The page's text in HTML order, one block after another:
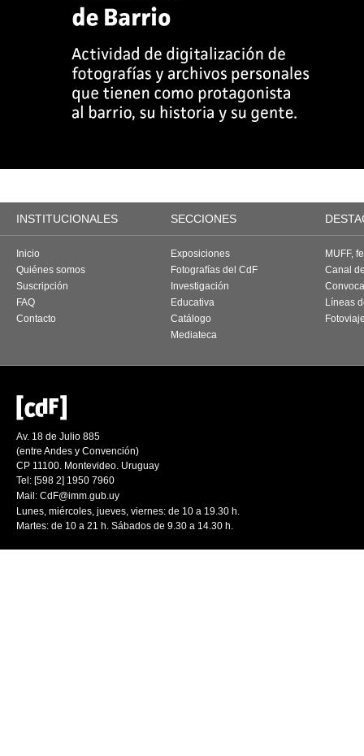
INSTITUCIONALES SECCIONES
Inicio
Quiénes somos
Suscripción
FAQ
Contacto
Exposiciones
Fotografías del CdF
Investigación
Educativa
Catálogo
Mediateca
MUFF,
Canal
Líneas
Av. 18 de Julio 885
(entre Andes y Convención)
CP 11100. Montevideo. Uruguay
Tel: [598 2] 1950 7960
Mail: CdF@imm.gub.uy
Lunes, miércoles, jueves, viernes: de 10 a 19.30 h.
Martes: de 10 a 21 h. Sábados de 9.30 a 14.30 h.